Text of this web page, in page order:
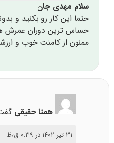
سلام مهدی جان
حتما این کار رو بکنید و
حساس ترین دوران
ممنون از کامنت خوب و
همتا حقیقی
۳۱ تیر ۱۴۰۲ در ۰:۳۹ ق٫ظ